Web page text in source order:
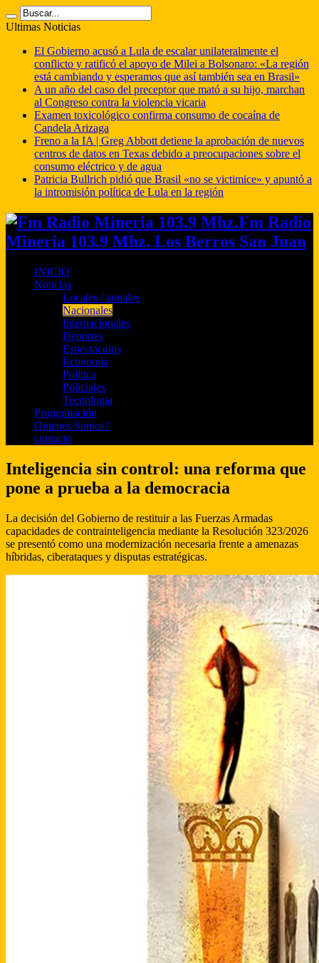
Ultimas Noticias
El Gobierno acusó a Lula de escalar unilateralmente el
conflicto y ratificó el apoyo de Milei a Bolsonaro: «La región
está cambiando y esperamos que así también sea en Brasil»
A un año del caso del preceptor que mató a su hijo, marchan
al Congreso contra la violencia vicaria
Examen toxicológico confirma consumo de cocaína de
Candela Arizaga
Freno a la IA | Greg Abbott detiene la aprobación de nuevos
centros de datos en Texas debido a preocupaciones sobre el
consumo eléctrico y de agua
Patricia Bullrich pidió que Brasil «no se victimice» y apuntó a
la intromisión política de Lula en la región
Fm Radio
Mineria 103.9 Mhz. Los Berros San Juan
INICIO
Noticias
Locales / zonales
Nacionales
Internacionales
Deportes
Espectaculos
Economia
Politica
Policiales
Tecnologia
Programación
Quienes Somos?
contacto
Inteligencia sin control: una reforma que
pone a prueba a la democracia
La decisión del Gobierno de restituir a las Fuerzas Armadas
capacidades de contrainteligencia mediante la Resolución 323/2026
se presentó como una modernización necesaria frente a amenazas
híbridas, ciberataques y disputas estratégicas.